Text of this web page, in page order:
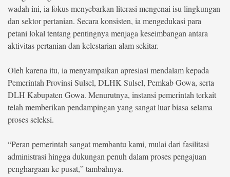
wadah ini, ia fokus menyebarkan literasi mengenai isu lingkungan
dan sektor pertanian. Secara konsisten, ia mengedukasi para
petani lokal tentang pentingnya menjaga keseimbangan antara
aktivitas pertanian dan kelestarian alam sekitar.
Oleh karena itu, ia menyampaikan apresiasi mendalam kepada
Pemerintah Provinsi Sulsel, DLHK Sulsel, Pemkab Gowa, serta
DLH Kabupaten Gowa. Menurutnya, instansi pemerintah terkait
telah memberikan pendampingan yang sangat luar biasa selama
proses seleksi.
“Peran pemerintah sangat membantu kami, mulai dari fasilitasi
administrasi hingga dukungan penuh dalam proses pengajuan
penghargaan ke pusat,” tambahnya.